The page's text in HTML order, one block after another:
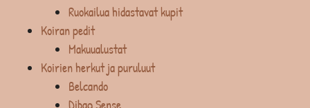
Ruokailua hidastavat kupit
Koiran pedit
Makuualustat
Koirien herkut ja puruluut
Belcando